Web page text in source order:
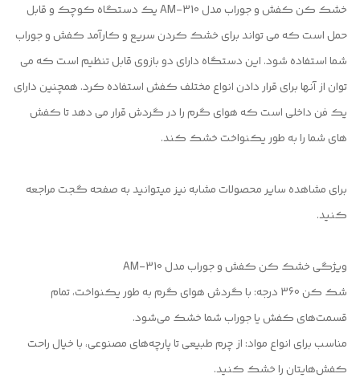
خشک کن کفش و جوراب مدل AM-310 یک دستگاه کوچک و قابل
حمل است که می تواند برای خشک کردن سریع و کارآمد کفش و جوراب
شما استفاده شود. این دستگاه دارای دو بازوی قابل تنظیم است که می
توان از آنها برای قرار دادن انواع مختلف کفش استفاده کرد. همچنین دارای
یک فن داخلی است که هوای گرم را در گردش قرار می دهد تا کفش
های شما را به طور یکنواخت خشک کند.
برای مشاهده سایر محصولات مشابه نیز میتوانید به صفحه گجت مراجعه
کنید.
ویژگی خشک کن کفش و جوراب مدل AM-310
شک کن 360 درجه: با گردش هوای گرم به طور یکنواخت، تمام
قسمت‌های کفش یا جوراب شما خشک می‌شود.
مناسب برای انواع مواد: از چرم طبیعی تا پارچه‌های مصنوعی، با خیال راحت
کفش‌هایتان را خشک کنید.